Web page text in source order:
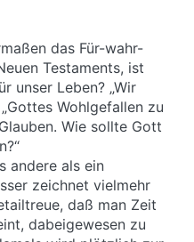
das Für-wahr-
Testaments, ist
unser Leben? „Wir
Wohlgefallen zu
Wie sollte Gott
andere als ein
zeichnet vielmehr
daß man Zeit
dabeigewesen zu